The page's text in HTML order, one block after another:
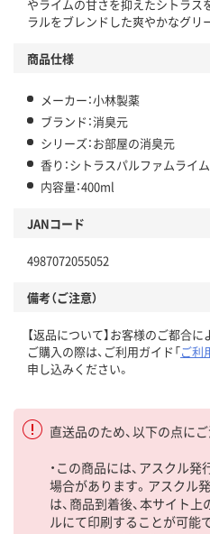
やライムの甘さを抑えたシトラス
ラルをブレンドした爽やかなグリ
商品仕様
メーカー：小林製薬
ブランド：消臭元
シリーズ：お部屋の消臭元
香り：シトラスパルファムライ
内容量：400ml
JANコード
4987072055052
備考（ご注意）
【返品について】お客様のご都合
ご購入の際は、ご利用ガイド「ご利
申し込みください。
直送品のため、以下の点にご
・この商品には、アスクル
場合があります。アスクル
は、商品到着後、本サイト
ルにて印刷することが可能で